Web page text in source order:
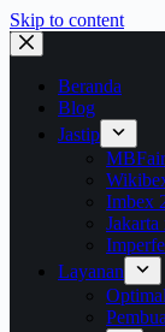
Skip to content
Beranda
Blog
Jastip
Imbex
Layanan